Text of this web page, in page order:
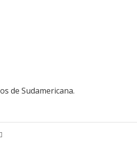
de Sudamericana.